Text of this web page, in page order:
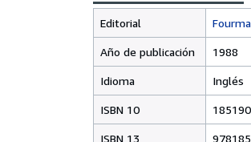
Editorial
Año de publicación 1988
Idioma Inglés
ISBN 10
ISBN 13